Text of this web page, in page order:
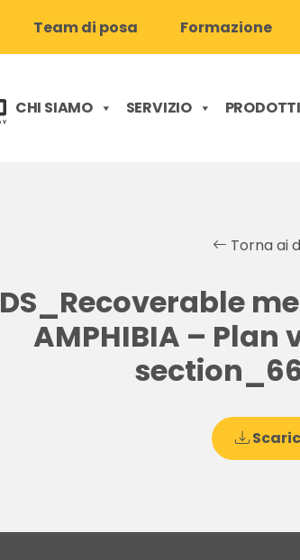
Team di posa Formazione
CHI SIAMO SERVIZIO PRODOTTI
Torna ai
DS_Recoverable
AMPHIBIA –